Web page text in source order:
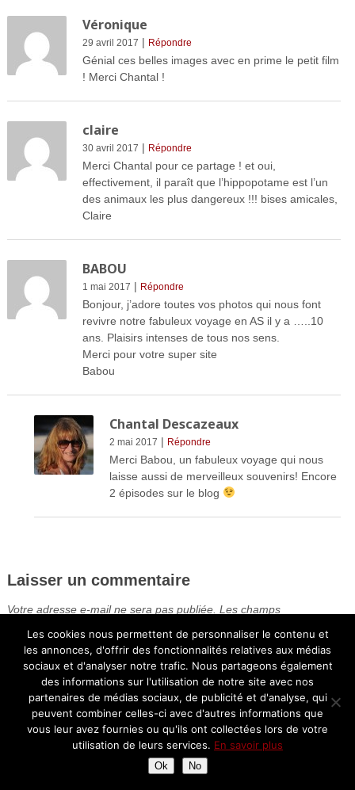
Véronique
29 avril 2017 | Répondre
Génial ces belles images avec en prime le petit film
! Merci Chantal !
claire
30 avril 2017 | Répondre
Merci Chantal pour ce partage ! et oui,
effectivement, il paraît que l’hippopotame est l’un
des animaux les plus dangereux !!! bises amicales,
Claire
BABOU
1 mai 2017 | Répondre
Bonjour, j’adore toutes vos photos qui nous font
revivre notre fabuleux voyage en AS il y a …..10
ans. Plaisirs intenses de tous nos sens.
Merci pour votre super site
Babou
Chantal Descazeaux
2 mai 2017 | Répondre
Merci Babou, un fabuleux voyage qui nous
laisse aussi de merveilleux souvenirs! Encore
2 épisodes sur le blog
Laisser un commentaire
Votre adresse e-mail ne sera pas publiée. Les champs
obligatoires sont indiqués avec
Les cookies nous permettent de personnaliser le contenu et
les annonces, d'offrir des fonctionnalités relatives aux médias
sociaux et d'analyser notre trafic. Nous partageons également
des informations sur l'utilisation de notre site avec nos
partenaires de médias sociaux, de publicité et d'analyse, qui
peuvent combiner celles-ci avec d'autres informations que
vous leur avez fournies ou qu'ils ont collectées lors de votre
utilisation de leurs services. En savoir plus
Ok No